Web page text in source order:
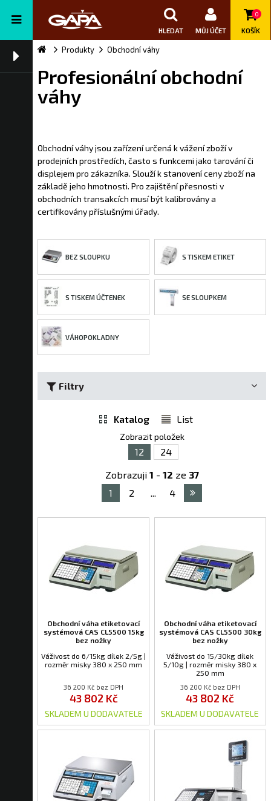
HLEDAT MŮJ ÚČET
0
KOŠÍK
Produkty Obchodní váhy
Profesionální obchodní
váhy
Obchodní váhy jsou zařízení určená k vážení zboží v
prodejních prostředích, často s funkcemi jako tarování či
displejem pro zákazníka. Slouží k stanovení ceny zboží na
základě jeho hmotnosti. Pro zajištění přesnosti v
obchodních transakcích musí být kalibrovány a
certifikovány příslušnými úřady.
BEZ SLOUPKU S TISKEM ETIKET
S TISKEM ÚČTENEK SE SLOUPKEM
VÁHOPOKLADNY
Filtry
Katalog List
Zobrazit položek
12
24
Zobrazuji 1 - 12 ze 37
1
2 ... 4
Obchodní váha etiketovací
systémová CAS CL5500 15kg
bez nožky
Váživost do 6/15kg dílek 2/5g |
rozměr misky 380 x 250 mm
36 200 Kč bez DPH
43 802 Kč
SKLADEM U DODAVATELE
Obchodní váha etiketovací
systémová CAS CL5500 30kg
bez nožky
Váživost do 15/30kg dílek
5/10g | rozměr misky 380 x
250 mm
36 200 Kč bez DPH
43 802 Kč
SKLADEM U DODAVATELE